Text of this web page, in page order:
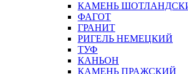
КАМЕНЬ
ФАГОТ
ГРАНИТ
РИГЕЛЬ НЕМЕЦКИЙ
ТУФ
КАНЬОН
КАМЕНЬ ПРАЖСКИЙ